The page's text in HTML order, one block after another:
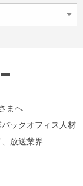
まへ
ックオフィス人材
放送業界